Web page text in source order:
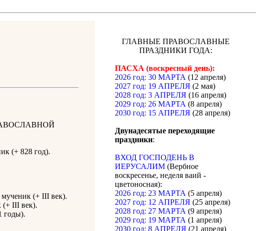
(+ 828 год).
мученик (+ III век).
(+ III век).
годы).
ГЛАВНЫЕ ПРАВОСЛАВНЫЕ
ПРАЗДНИКИ ГОДА:
ПАСХА (воскресный день):
2026 год: 30 МАРТА (12 апреля)
2027 год: 19 АПРЕЛЯ (2 мая)
2028 год: 3 АПРЕЛЯ (16 апреля)
2029 год: 26 МАРТА (8 апреля)
2030 год: 15 АПРЕЛЯ (28 апреля)
Двунадесятые переходящие
праздники:
ВХОД ГОСПОДЕНЬ В
ИЕРУСАЛИМ (Вербное
воскресенье, неделя ваий -
цветоносная):
2026 год: 23 МАРТА (5 апреля)
2027 год: 12 АПРЕЛЯ (25 апреля)
2028 год: 27 МАРТА (9 апреля)
2029 год: 19 МАРТА (1 апреля)
2030 год: 8 АПРЕЛЯ (21 апреля)